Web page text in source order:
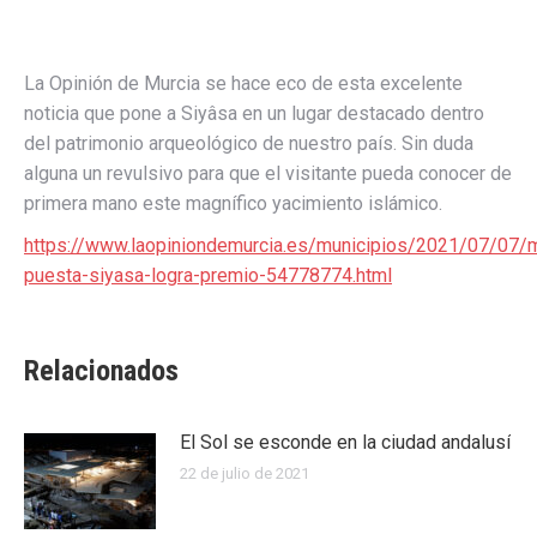
La Opinión de Murcia se hace eco de esta excelente
noticia que pone a Siyâsa en un lugar destacado dentro
del patrimonio arqueológico de nuestro país. Sin duda
alguna un revulsivo para que el visitante pueda conocer de
primera mano este magnífico yacimiento islámico.
https://www.laopiniondemurcia.es/municipios/2021/07/07/
puesta-siyasa-logra-premio-54778774.html
Relacionados
El Sol se esconde en la ciudad andalusí
22 de julio de 2021